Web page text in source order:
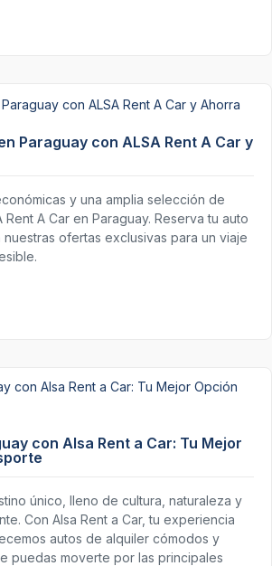
Paraguay con ALSA Rent A Car y
y una amplia selección de
Rent A Car en Paraguay. Reserva tu auto
ofertas exclusivas para un viaje
con Alsa Rent a Car: Tu Mejor
único, lleno de cultura, naturaleza y
Con Alsa Rent a Car, tu experiencia
autos de alquiler cómodos y
puedas moverte por las principales